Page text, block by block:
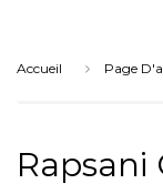
Accueil Page
Rapsani